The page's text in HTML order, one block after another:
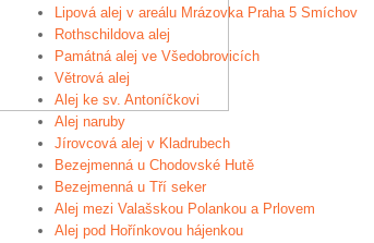
Lipová alej v areálu Mrázovka Praha 5 Smíchov
Rothschildova alej
Památná alej ve Všedobrovicích
Větrová alej
Alej ke sv. Antoníčkovi
Alej naruby
Jírovcová alej v Kladrubech
Bezejmenná u Chodovské Hutě
Bezejmenná u Tří seker
Alej mezi Valašskou Polankou a Prlovem
Alej pod Hořínkovou hájenkou